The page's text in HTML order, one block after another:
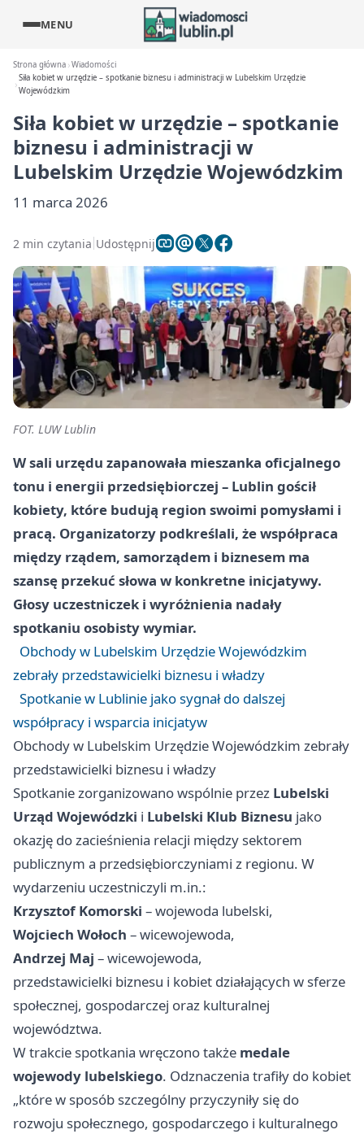
MENU
Strona główna Wiadomości
Siła kobiet w urzędzie – spotkanie biznesu i administracji w Lubelskim Urzędzie
Wojewódzkim
Siła kobiet w urzędzie – spotkanie
biznesu i administracji w
Lubelskim Urzędzie Wojewódzkim
11 marca 2026
2 min czytania Udostępnij
FOT. LUW Lublin
W sali urzędu zapanowała mieszanka oficjalnego
tonu i energii przedsiębiorczej – Lublin gościł
kobiety, które budują region swoimi pomysłami i
pracą. Organizatorzy podkreślali, że współpraca
między rządem, samorządem i biznesem ma
szansę przekuć słowa w konkretne inicjatywy.
Głosy uczestniczek i wyróżnienia nadały
spotkaniu osobisty wymiar.
Obchody w Lubelskim Urzędzie Wojewódzkim
zebrały przedstawicielki biznesu i władzy
Spotkanie w Lublinie jako sygnał do dalszej
współpracy i wsparcia inicjatyw
Obchody w Lubelskim Urzędzie Wojewódzkim zebrały
przedstawicielki biznesu i władzy
Spotkanie zorganizowano wspólnie przez Lubelski
Urząd Wojewódzki i Lubelski Klub Biznesu jako
okazję do zacieśnienia relacji między sektorem
publicznym a przedsiębiorczyniami z regionu. W
wydarzeniu uczestniczyli m.in.:
Krzysztof Komorski – wojewoda lubelski,
Wojciech Wołoch – wicewojewoda,
Andrzej Maj – wicewojewoda,
przedstawicielki biznesu i kobiet działających w sferze
społecznej, gospodarczej oraz kulturalnej
województwa.
W trakcie spotkania wręczono także medale
wojewody lubelskiego. Odznaczenia trafiły do kobiet
„które w sposób szczególny przyczyniły się do
rozwoju społecznego, gospodarczego i kulturalnego